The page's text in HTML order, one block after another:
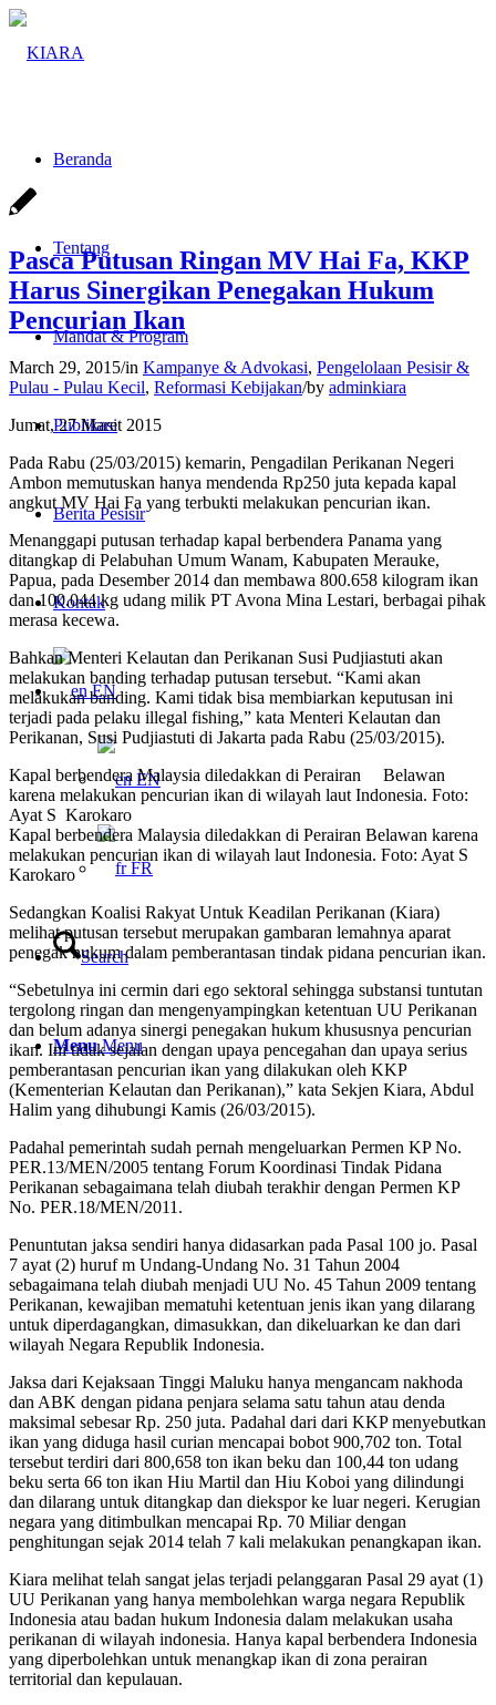
Beranda
Tentang
Mandat & Program
Publikasi
Berita Pesisir
Kontak
EN
EN
FR
Search
Menu Menu
Pasca Putusan Ringan MV Hai Fa, KKP
Harus Sinergikan Penegakan Hukum
Pencurian Ikan
March 29, 2015/in Kampanye & Advokasi, Pengelolaan Pesisir &
Pulau - Pulau Kecil, Reformasi Kebijakan/by adminkiara
Jumat, 27 Maret 2015
Pada Rabu (25/03/2015) kemarin, Pengadilan Perikanan Negeri
Ambon memutuskan hanya mendenda Rp250 juta kepada kapal
angkut MV Hai Fa yang terbukti melakukan pencurian ikan.
Menanggapi putusan terhadap kapal berbendera Panama yang
ditangkap di Pelabuhan Umum Wanam, Kabupaten Merauke,
Papua, pada Desember 2014 dan membawa 800.658 kilogram ikan
dan 100.044 kg udang milik PT Avona Mina Lestari, berbagai pihak
merasa kecewa.
Bahkan Menteri Kelautan dan Perikanan Susi Pudjiastuti akan
melakukan banding terhadap putusan tersebut. “Kami akan
melakukan banding. Kami tidak bisa membiarkan keputusan ini
terjadi pada pelaku illegal fishing,” kata Menteri Kelautan dan
Perikanan, Susi Pudjiastuti di Jakarta pada Rabu (25/03/2015).
Kapal berbendera Malaysia diledakkan di Perairan Belawan
karena melakukan pencurian ikan di wilayah laut Indonesia. Foto:
Ayat S Karokaro
Kapal berbendera Malaysia diledakkan di Perairan Belawan karena
melakukan pencurian ikan di wilayah laut Indonesia. Foto: Ayat S
Karokaro
Sedangkan Koalisi Rakyat Untuk Keadilan Perikanan (Kiara)
melihat putusan tersebut merupakan gambaran lemahnya aparat
penegak hukum dalam pemberantasan tindak pidana pencurian ikan.
“Sebetulnya ini cermin dari ego sektoral sehingga substansi tuntutan
tergolong ringan dan mengenyampingkan ketentuan UU Perikanan
dan belum adanya sinergi penegakan hukum khususnya pencurian
ikan. Ini tidak sejalan dengan upaya pencegahan dan upaya serius
pemberantasan pencurian ikan yang dilakukan oleh KKP
(Kementerian Kelautan dan Perikanan),” kata Sekjen Kiara, Abdul
Halim yang dihubungi Kamis (26/03/2015).
Padahal pemerintah sudah pernah mengeluarkan Permen KP No.
PER.13/MEN/2005 tentang Forum Koordinasi Tindak Pidana
Perikanan sebagaimana telah diubah terakhir dengan Permen KP
No. PER.18/MEN/2011.
Penuntutan jaksa sendiri hanya didasarkan pada Pasal 100 jo. Pasal
7 ayat (2) huruf m Undang-Undang No. 31 Tahun 2004
sebagaimana telah diubah menjadi UU No. 45 Tahun 2009 tentang
Perikanan, kewajiban mematuhi ketentuan jenis ikan yang dilarang
untuk diperdagangkan, dimasukkan, dan dikeluarkan ke dan dari
wilayah Negara Republik Indonesia.
Jaksa dari Kejaksaan Tinggi Maluku hanya mengancam nakhoda
dan ABK dengan pidana penjara selama satu tahun atau denda
maksimal sebesar Rp. 250 juta. Padahal dari dari KKP menyebutkan
ikan yang diduga hasil curian mencapai bobot 900,702 ton. Total
tersebut terdiri dari 800,658 ton ikan beku dan 100,44 ton udang
beku serta 66 ton ikan Hiu Martil dan Hiu Koboi yang dilindungi
dan dilarang untuk ditangkap dan diekspor ke luar negeri. Kerugian
negara yang ditimbulkan mencapai Rp. 70 Miliar dengan
penghitungan sejak 2014 telah 7 kali melakukan penangkapan ikan.
Kiara melihat telah sangat jelas terjadi pelanggaran Pasal 29 ayat (1)
UU Perikanan yang hanya membolehkan warga negara Republik
Indonesia atau badan hukum Indonesia dalam melakukan usaha
perikanan di wilayah indonesia. Hanya kapal berbendera Indonesia
yang diperbolehkan untuk menangkap ikan di zona perairan
territorial dan kepulauan.